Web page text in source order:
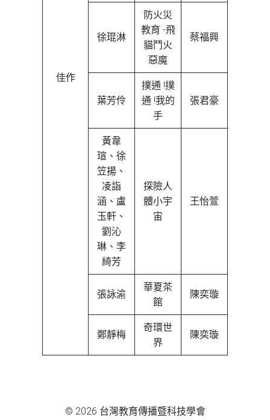
佳作
徐琨淋
防火災
教育 -飛
貓鬥火
惡魔
蔡福興
葉芳伶
撲通 !撲
通 !我的
手
張君豪
黃韋
瑄、徐
笠揚、
凌詣
涵、盧
玉軒、
劉沁
琳、李
綺芳
探險人
體小宇
宙
王怡萱
張詠渝
華夏茶
館
陳奕璇
鄭靜梅
奇環世
界
陳奕璇
© 2026 台灣教育傳播暨科技學會